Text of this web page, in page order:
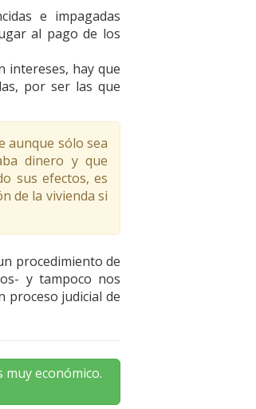
e impagadas
al pago de los
intereses, hay que
por ser las que
aunque sólo sea
dinero y que
sus efectos, es
de la vivienda si
procedimiento de
y tampoco nos
proceso judicial de
económico.